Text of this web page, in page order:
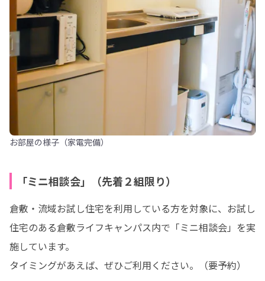
お部屋の様子（家電完備）
「ミニ相談会」（先着２組限り）
倉敷・流域お試し住宅を利用している方を対象に、お試し
住宅のある倉敷ライフキャンパス内で「ミニ相談会」を実
施しています。
タイミングがあえば、ぜひご利用ください。（要予約）